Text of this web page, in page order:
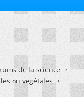
de la science
ou végétales